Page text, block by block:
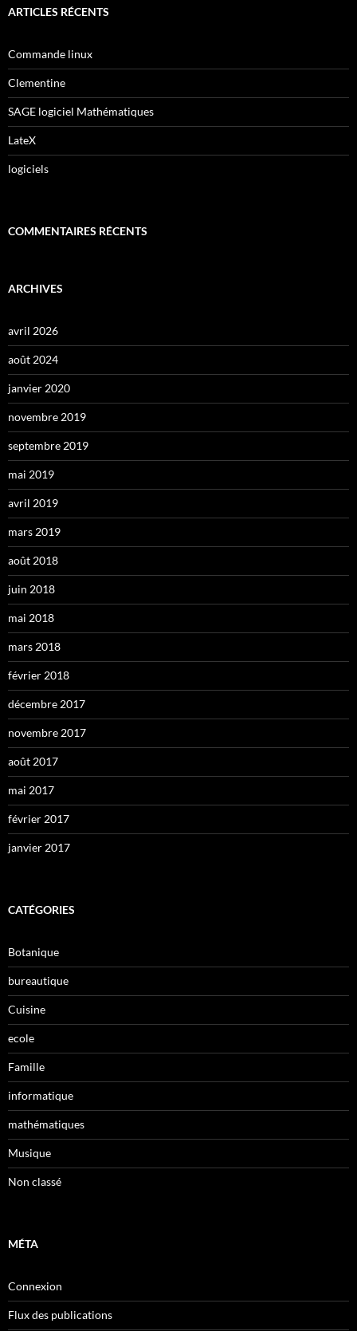
ARTICLES RÉCENTS
Commande linux
Clementine
SAGE logiciel Mathématiques
LateX
logiciels
COMMENTAIRES RÉCENTS
ARCHIVES
avril 2026
août 2024
janvier 2020
novembre 2019
septembre 2019
mai 2019
avril 2019
mars 2019
août 2018
juin 2018
mai 2018
mars 2018
février 2018
décembre 2017
novembre 2017
août 2017
mai 2017
février 2017
janvier 2017
CATÉGORIES
Botanique
bureautique
Cuisine
ecole
Famille
informatique
mathématiques
Musique
Non classé
MÉTA
Connexion
Flux des publications